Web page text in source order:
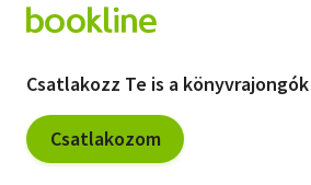
Csatlakozz Te is a
Csatlakozom